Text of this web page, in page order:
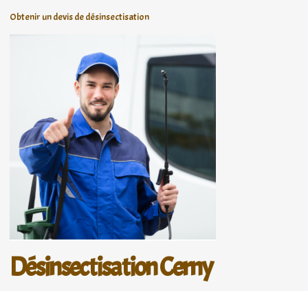
Obtenir un devis de désinsectisation
Désinsectisation Cerny